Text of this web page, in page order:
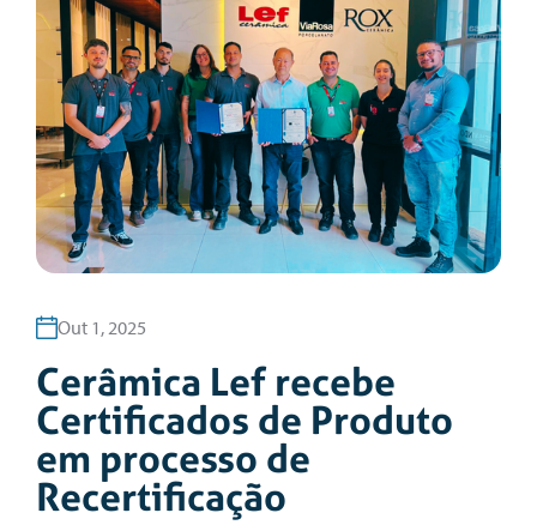
Out 1, 2025
Cerâmica Lef recebe
Certificados de Produto
em processo de
Recertificação